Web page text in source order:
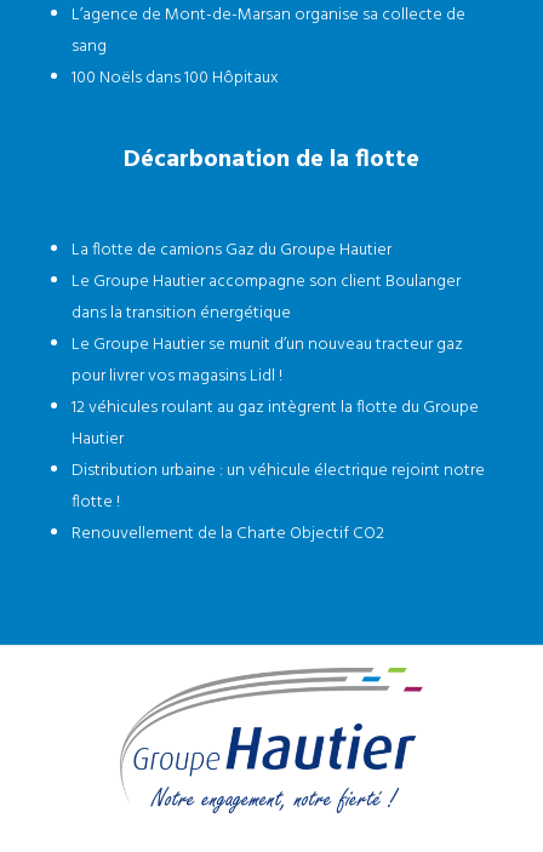
Décarbonation de la flotte
La flotte de camions Gaz du Groupe Hautier
Le Groupe Hautier accompagne son client Boulanger
dans la transition énergétique
Le Groupe Hautier se munit d’un nouveau tracteur gaz
pour livrer vos magasins Lidl !
12 véhicules roulant au gaz intègrent la flotte du Groupe
Hautier
Distribution urbaine : un véhicule électrique rejoint notre
flotte !
Renouvellement de la Charte Objectif CO2
L’agence de Mont-de-Marsan organise sa collecte de
sang
100 Noëls dans 100 Hôpitaux